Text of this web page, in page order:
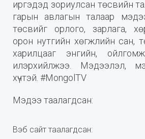
иргэдэд зориулсан төсвийн
гарын авлагын талаар
төсвийг орлого, зарлага,
орон нутгийн хөгжлийн сан,
харилцааг энгийн,
илэрхийлжээ. Мэдээлэл,
хүчтэй. #MongolTV
Мэдээ таалагдсан:
Вэб сайт таалагдсан: